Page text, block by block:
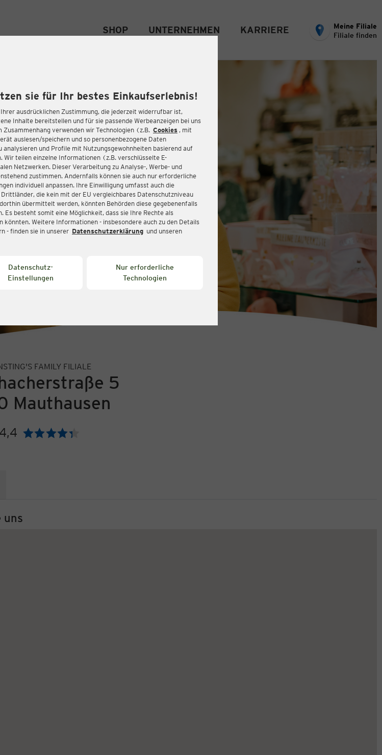
sie für Ihr bestes Einkaufserlebnis!
ausdrücklichen Zustimmung, die jederzeit widerrufbar ist,
Inhalte bereitstellen und für sie passende Werbeanzeigen bei uns
verwenden wir Technologien (z.B. Cookies , mit
auslesen/speichern und so personenbezogene Daten
und Profile mit Nutzungsgewohnheiten basierend auf
teilen einzelne Informationen (z.B. verschlüsselte E-
Netzwerken. Dieser Verarbeitung zu Analyse-, Werbe- und
zustimmen. Andernfalls können sie auch nur erforderliche
individuell anpassen. Ihre Einwilligung umfasst auch die
die kein mit der EU vergleichbares Datenschutzniveau
übermittelt werden, könnten Behörden diese gegebenenfalls
Es besteht somit eine Möglichkeit, dass sie Ihre Rechte als
Weitere Informationen - insbesondere auch zu den Details
- finden sie in unserer Datenschutzerklärung und unseren
Datenschutz-
Einstellungen
Nur erforderliche
Technologien
SHOP UNTERNEHMEN KARRIERE
Meine Filiale
Filiale finden
FAMILY FILIALE
5
Mauthausen
4,4 Bewertung:
uns